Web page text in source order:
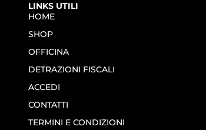
LINKS UTILI
HOME
SHOP
OFFICINA
DETRAZIONI FISCALI
ACCEDI
CONTATTI
TERMINI E CONDIZIONI